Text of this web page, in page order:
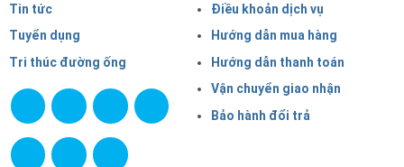
Tin tức
Tuyển dụng
Tri thúc đường ống
Điều khoản dịch vụ
Hướng dẫn mua hàng
Hướng dẫn thanh toán
Vận chuyển giao nhận
Bảo hành đổi trả